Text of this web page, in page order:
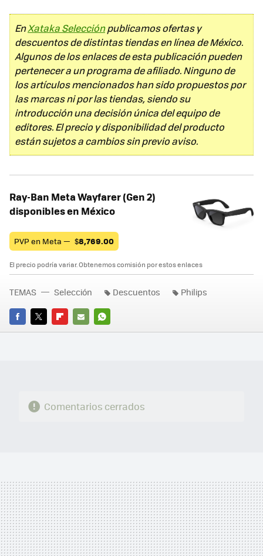
EnXataka Selecciónpublicamos ofertas y
descuentos de distintas tiendas en línea de México.
Algunos de los enlaces de esta publicación pueden
pertenecer a un programa de afiliado. Ninguno de
los artículos mencionados han sido propuestos por
las marcas ni por las tiendas, siendo su
introducción una decisión única del equipo de
editores. El precio y disponibilidad del producto
están sujetos a cambios sin previo aviso.
Ray-Ban Meta Wayfarer (Gen 2)
disponibles en México
PVP en Meta — $8,769.00
El precio podría variar. Obtenemos comisión por estos enlaces
FACEBOOK
TWITTERFLIPBOARD
E-
WHATSAPP
TEMAS Selección Descuentos Philips
Comentarios cerrados